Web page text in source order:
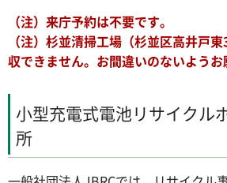
（注）来庁予約は不要です。
（注）杉並清掃工場（杉並区高井戸
収できません。お間違いのないようお
小型充電式電池リサイクル
所